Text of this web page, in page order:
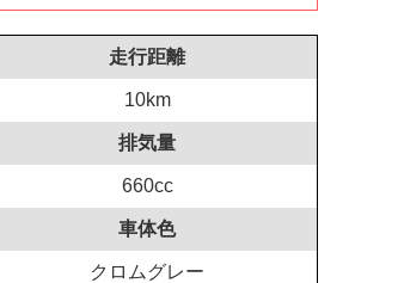
走行距離
10km
排気量
660cc
車体色
クロムグレー